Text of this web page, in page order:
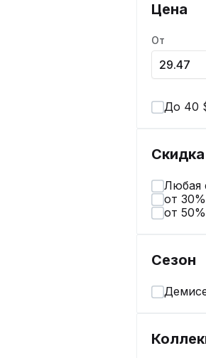
Цена
От
До 40
Скидка
Любая
от 30%
от 50%
Сезон